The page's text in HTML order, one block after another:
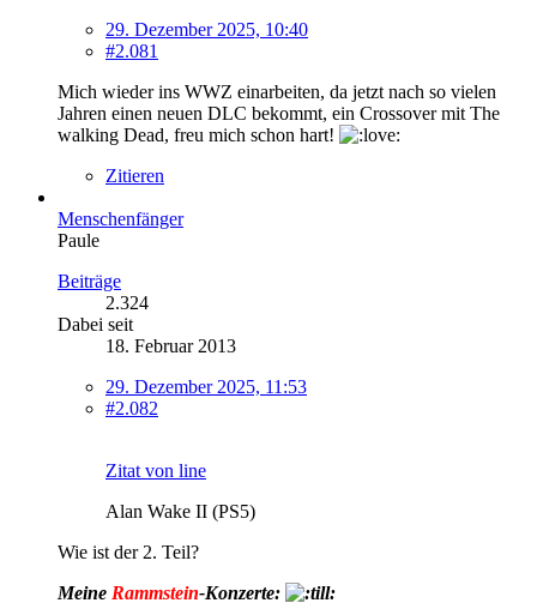
29. Dezember 2025, 10:40
#2.081
Mich wieder ins WWZ einarbeiten, da jetzt nach so vielen
Jahren einen neuen DLC bekommt, ein Crossover mit The
walking Dead, freu mich schon hart!
Zitieren
Menschenfänger
Paule
Beiträge
2.324
Dabei seit
18. Februar 2013
29. Dezember 2025, 11:53
#2.082
Zitat von line
Alan Wake II (PS5)
Wie ist der 2. Teil?
Meine Rammstein-Konzerte: